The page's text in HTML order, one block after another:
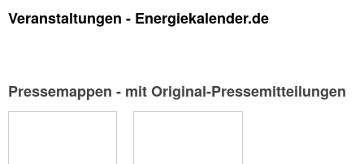
Veranstaltungen - Energiekalender.de
Pressemappen - mit Original-Pressemitteilungen